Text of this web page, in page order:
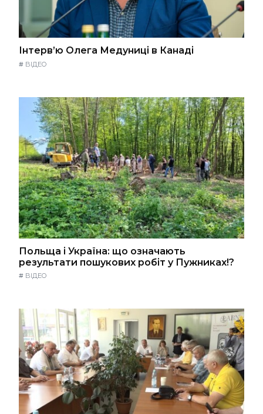
Інтерв’ю Олега Медуниці в Канаді
# ВІДЕО
Польща і Україна: що означають
результати пошукових робіт у Пужниках!?
# ВІДЕО